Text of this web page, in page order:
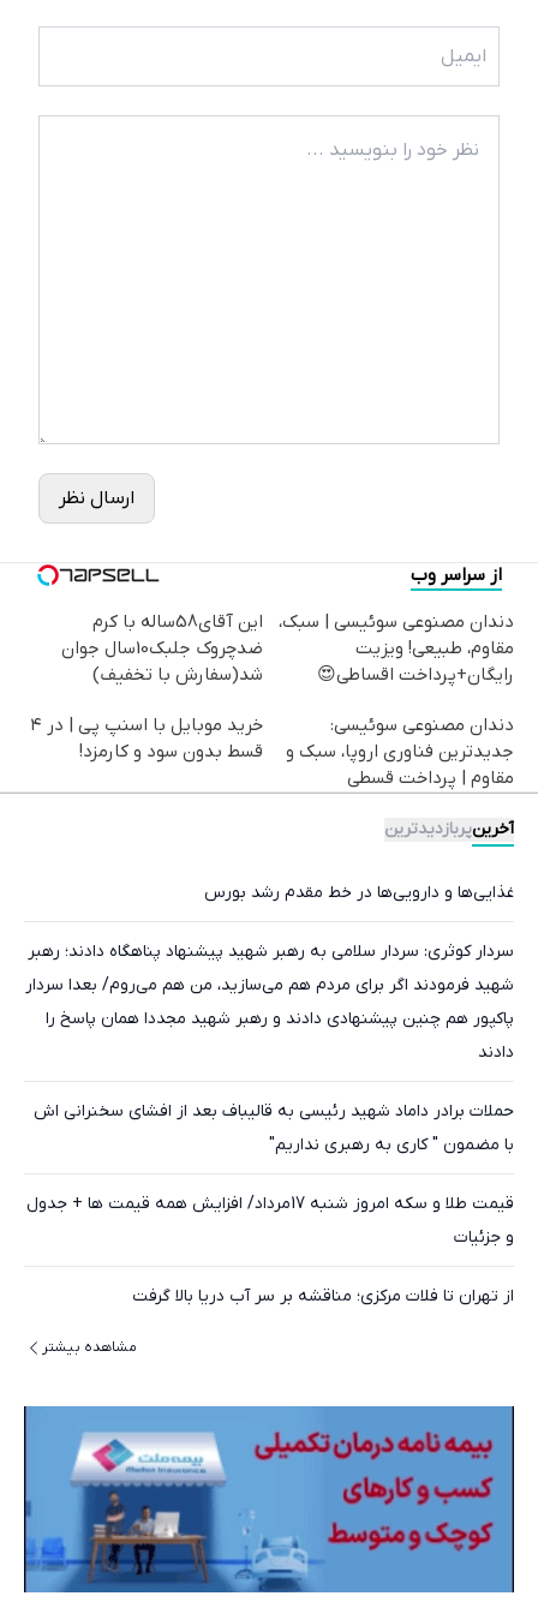
ارسال نظر
از سراسر وب
دندان مصنوعی سوئیسی | سبک،
مقاوم، طبیعی! ویزیت
رایگان+پرداخت اقساطی😍
این آقای58ساله با کرم
ضدچروک جلبک10سال جوان
شد(سفارش با تخفیف)
دندان مصنوعی سوئیسی:
جدیدترین فناوری اروپا، سبک و
مقاوم | پرداخت قسطی
خرید موبایل با اسنپ پی | در ۴
قسط بدون سود و کارمزد!
آخرینپربازدیدترین
غذایی‌ها و دارویی‌ها در خط مقدم رشد بورس
سردار کوثری: سردار سلامی به رهبر شهید پیشنهاد پناهگاه دادند؛ رهبر
شهید فرمودند اگر برای مردم هم می‌سازید، من هم می‌روم/ بعدا سردار
پاکپور هم چنین پیشنهادی دادند و رهبر شهید مجددا همان پاسخ را
دادند
حملات برادر داماد شهید رئیسی به قالیباف بعد از افشای سخنرانی اش
با مضمون " کاری به رهبری نداریم"
قیمت طلا و سکه امروز شنبه 17مرداد/ افزایش همه قیمت ها + جدول
و جزئیات
از تهران تا فلات مرکزی؛ مناقشه بر سر آب دریا بالا گرفت
مشاهده بیشتر